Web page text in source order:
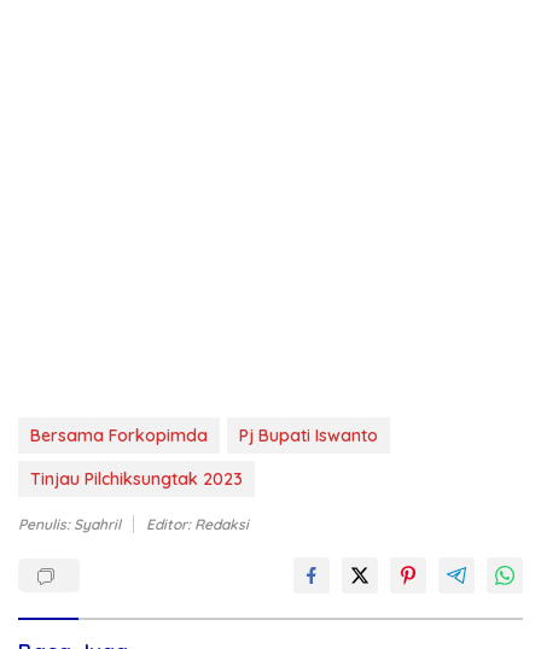
Bersama Forkopimda
Pj Bupati Iswanto
Tinjau Pilchiksungtak 2023
Penulis: Syahril Editor: Redaksi